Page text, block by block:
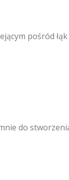
pośród
do